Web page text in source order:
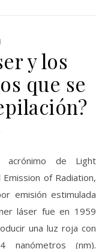
y los
que se
de Light
of Radiation,
emisión estimulada
láser fue en 1959
una luz roja con
(nm).